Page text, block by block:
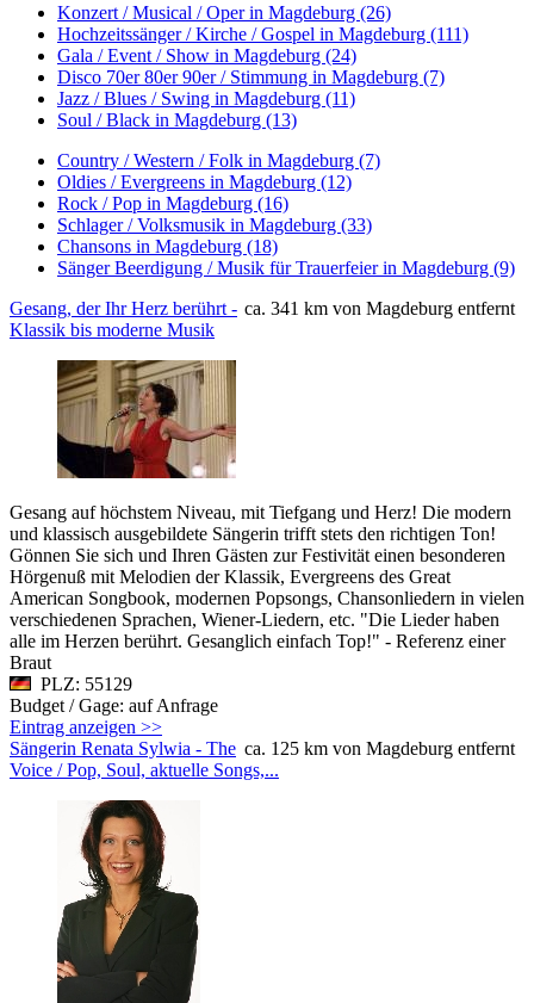
Konzert / Musical / Oper in Magdeburg (26)
Hochzeitssänger / Kirche / Gospel in Magdeburg (111)
Gala / Event / Show in Magdeburg (24)
Disco 70er 80er 90er / Stimmung in Magdeburg (7)
Jazz / Blues / Swing in Magdeburg (11)
Soul / Black in Magdeburg (13)
Country / Western / Folk in Magdeburg (7)
Oldies / Evergreens in Magdeburg (12)
Rock / Pop in Magdeburg (16)
Schlager / Volksmusik in Magdeburg (33)
Chansons in Magdeburg (18)
Sänger Beerdigung / Musik für Trauerfeier in Magdeburg (9)
ca. 341 km von Magdeburg entfernt
Gesang, der Ihr Herz berührt -
Klassik bis moderne Musik
Gesang auf höchstem Niveau, mit Tiefgang und Herz! Die modern
und klassisch ausgebildete Sängerin trifft stets den richtigen Ton!
Gönnen Sie sich und Ihren Gästen zur Festivität einen besonderen
Hörgenuß mit Melodien der Klassik, Evergreens des Great
American Songbook, modernen Popsongs, Chansonliedern in vielen
verschiedenen Sprachen, Wiener-Liedern, etc. "Die Lieder haben
alle im Herzen berührt. Gesanglich einfach Top!" - Referenz einer
Braut
PLZ: 55129
Budget / Gage: auf Anfrage
Eintrag anzeigen >>
ca. 125 km von Magdeburg entfernt
Sängerin Renata Sylwia - The
Voice / Pop, Soul, aktuelle Songs,...